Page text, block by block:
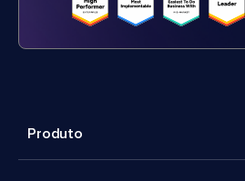
Produto